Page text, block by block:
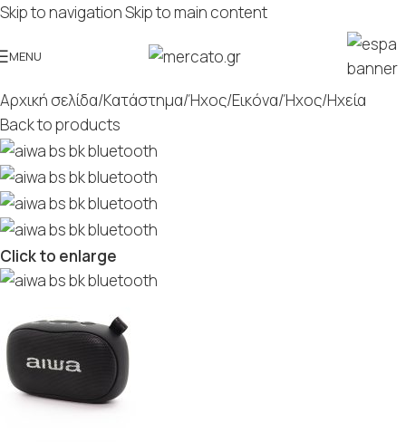
Skip to navigationSkip to main content
MENU
Αρχική σελίδα/Κατάστημα/Ήχος/Εικόνα/Ήχος/Ηχεία
Back to products
Click to enlarge